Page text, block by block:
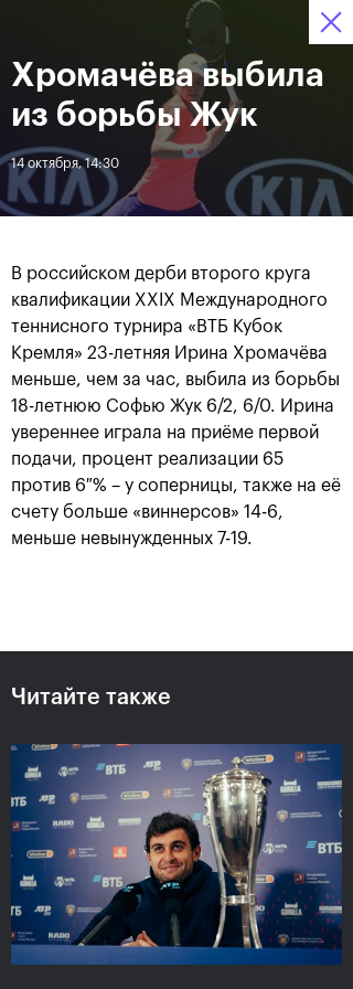
Доступ на стадионы
по QR-кодам
07 28 47 Билеты
Новости
За все время Дата
ЛЕНТА
Фотогалерея финального
дня, 24 октября
25 октября, 11:00
октября
23 октября,
Аслан Карацев: «Моя цель —
попасть на Итоговый турнир
ATP в Турине»
24 октября, 20:30
Хромачёва выбила
из борьбы Жук
14 октября, 14:30
В российском дерби второго круга
квалификации XXIX Международного
теннисного турнира «ВТБ Кубок
Кремля» 23-летняя Ирина Хромачёва
меньше, чем за час, выбила из борьбы
18-летнюю Софью Жук 6/2, 6/0. Ирина
увереннее играла на приёме первой
подачи, процент реализации 65
против 6 % – у соперницы, также на её
счету больше «виннерсов» 14-6,
меньше невынужденных 7-19.
Читайте также